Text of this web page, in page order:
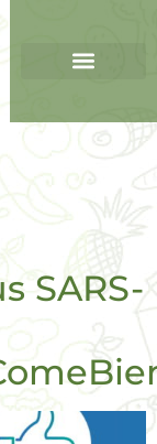
SARS-